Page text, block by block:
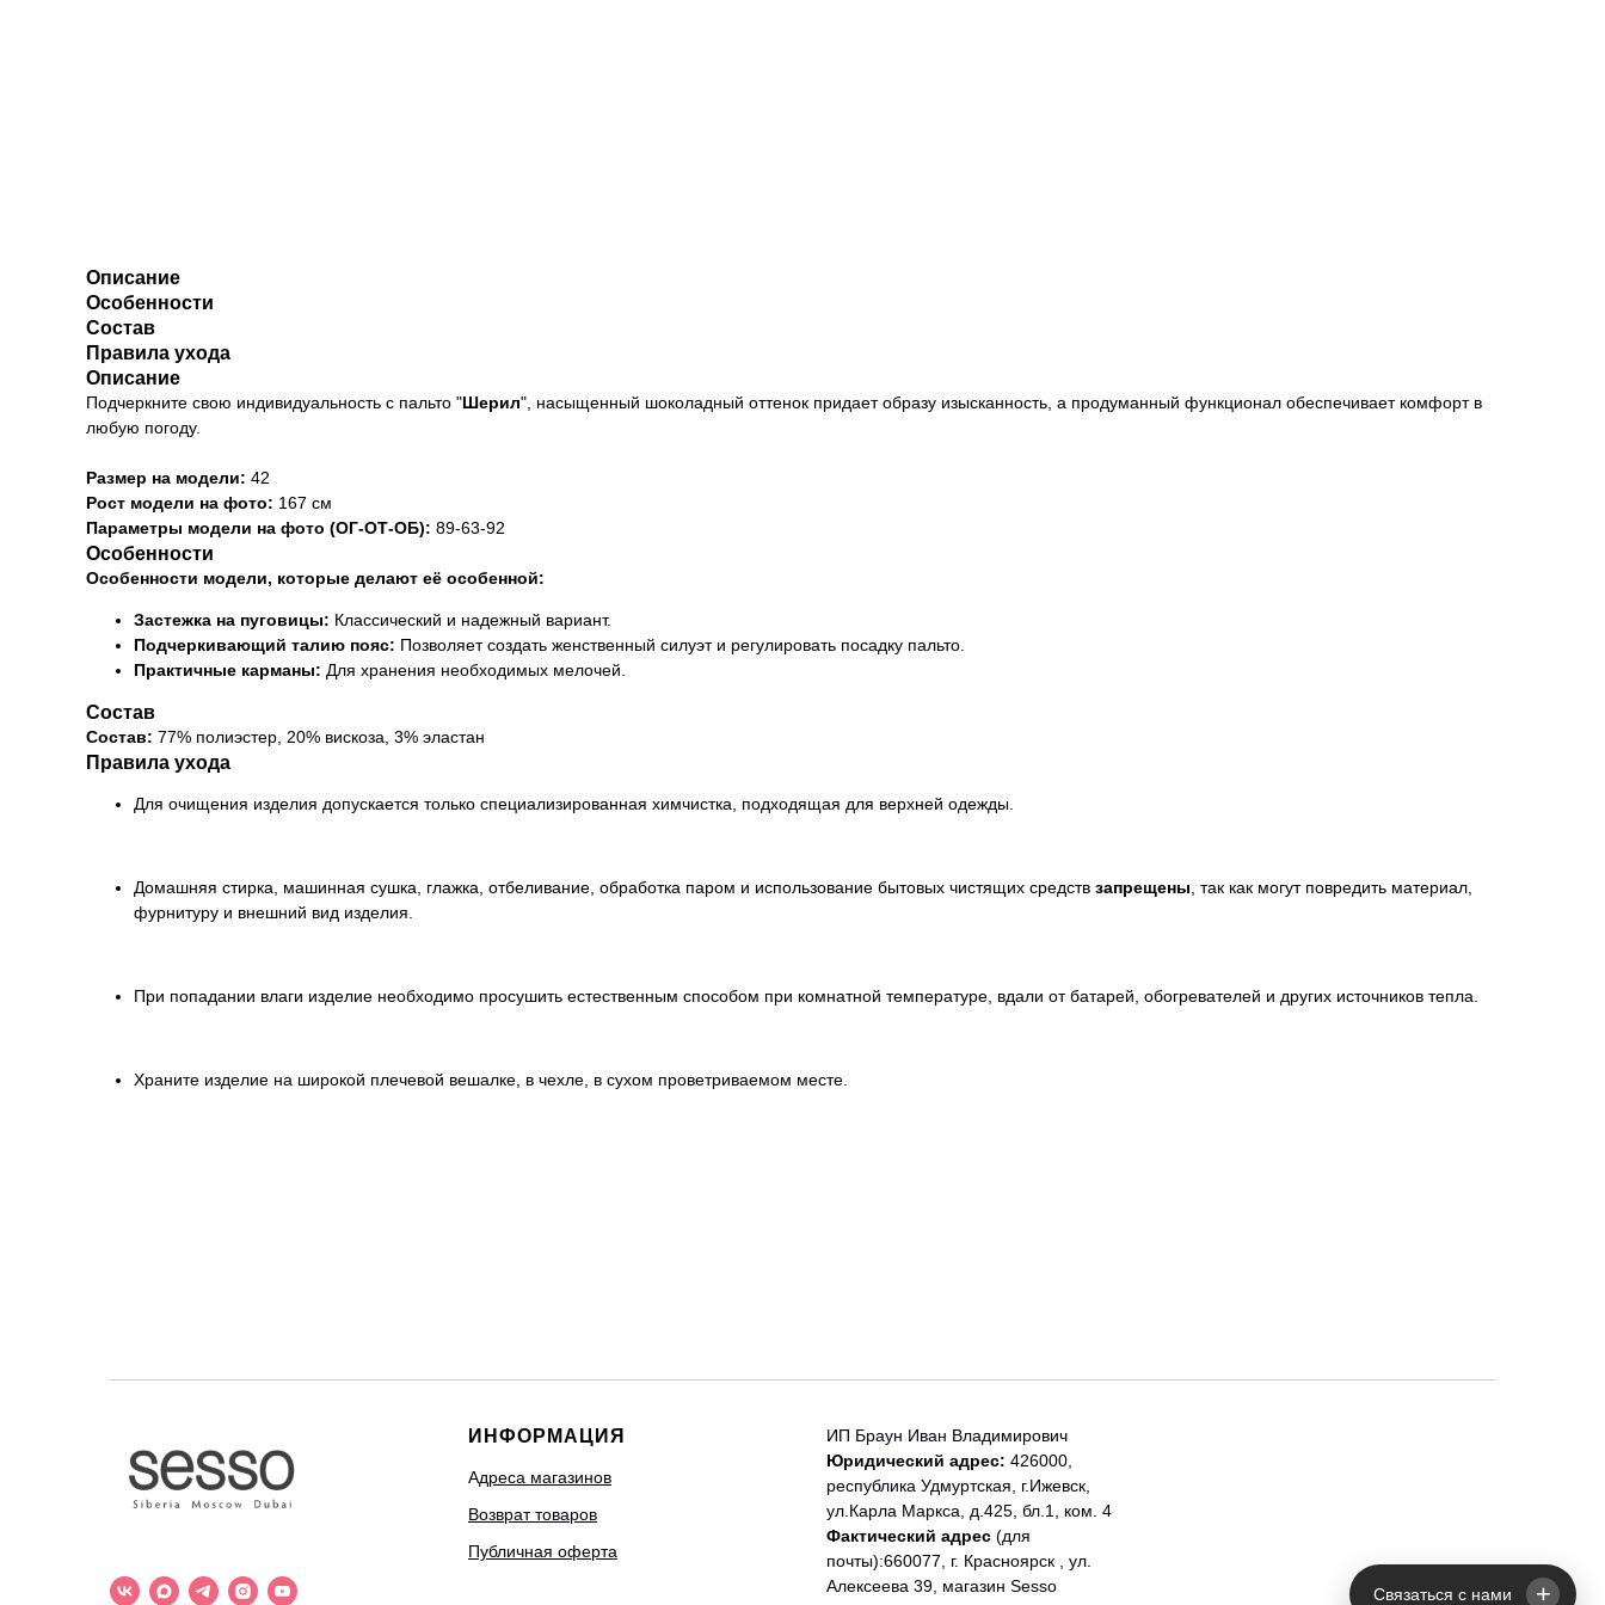
Описание
Особенности
Состав
Правила ухода
Описание
Подчеркните свою индивидуальность с пальто "Шерил", насыщенный шоколадный оттенок придает образу изысканность, а продуманный функционал обеспечивает комфорт в
любую погоду.
Размер на модели: 42
Рост модели на фото: 167 см
Параметры модели на фото (ОГ-ОТ-ОБ): 89-63-92
Особенности
Особенности модели, которые делают её особенной:
Застежка на пуговицы: Классический и надежный вариант.
Подчеркивающий талию пояс: Позволяет создать женственный силуэт и регулировать посадку пальто.
Практичные карманы: Для хранения необходимых мелочей.
Состав
Состав: 77% полиэстер, 20% вискоза, 3% эластан
Правила ухода
Для очищения изделия допускается только специализированная химчистка, подходящая для верхней одежды.
Домашняя стирка, машинная сушка, глажка, отбеливание, обработка паром и использование бытовых чистящих средств запрещены , так как могут повредить материал,
фурнитуру и внешний вид изделия.
При попадании влаги изделие необходимо просушить естественным способом при комнатной температуре, вдали от батарей, обогревателей и других источников тепла.
Храните изделие на широкой плечевой вешалке, в чехле, в сухом проветриваемом месте.
ИНФОРМАЦИЯ
Адреса магазинов
Возврат товаров
Публичная оферта
ИП Браун Иван Владимирович
Юридический адрес: 426000,
республика Удмуртская, г.Ижевск,
ул.Карла Маркса, д.425, бл.1, ком. 4
Фактический адрес (для
почты):660077, г. Красноярск , ул.
Алексеева 39, магазин Sesso
Связаться с нами +